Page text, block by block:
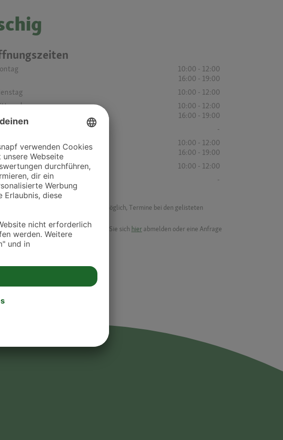
10:00 - 12:00
16:00 - 19:00
10:00 - 12:00
10:00 - 12:00
16:00 - 19:00
-
10:00 - 12:00
16:00 - 19:00
10:00 - 12:00
-
Über Dr. Fressnapf ist es nicht möglich, Termine bei den gelisteten
Praxis oder Klinik.
Ihre Daten ändern möchten, können Sie sich hier abmelden oder eine Anfrage